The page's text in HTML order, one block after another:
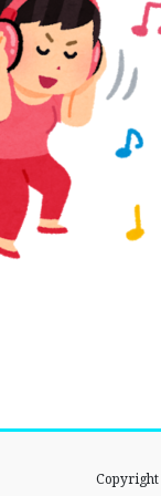
Copyright